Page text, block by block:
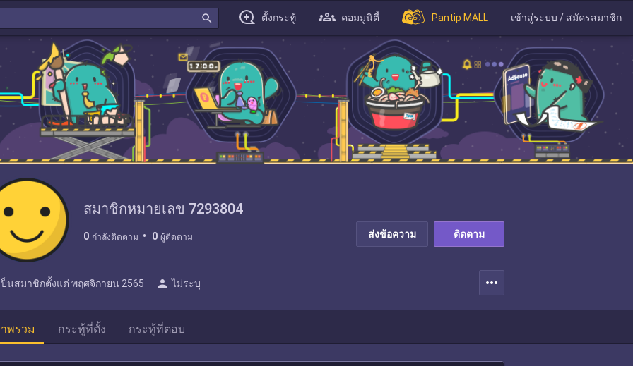
search ตั้งกระทู้ คอมมูนิตี้ Pantip MALL เข้าสู่ระบบ / สมัครสมาชิก
สมาชิกหมายเลข 7293804
0 กำลังติดตาม 0 ผู้ติดตาม ส่งข้อความ ติดตาม
ป็นสมาชิกตั้งแต่ พฤศจิกายน 2565 person ไม่ระบุ more_horiz
พรวม กระทู้ที่ตั้ง กระทู้ที่ตอบ